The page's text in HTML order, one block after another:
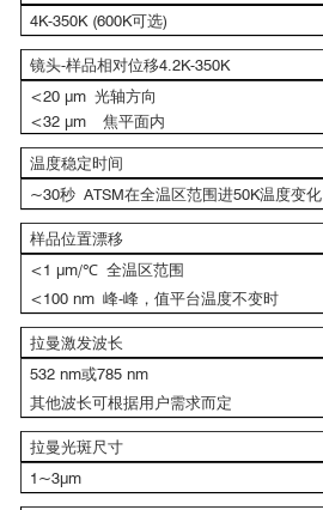
4K-350K (600K可选)
镜头-样品相对位移4.2K-350K
<20 μm 光轴方向
<32 μm 焦平面内
温度稳定时间
~30秒 ATSM在全温区范围进50K温度变化
样品位置漂移
<1 μm/℃ 全温区范围
<100 nm 峰-峰，值平台温度不变时
拉曼激发波长
532 nm或785 nm
其他波长可根据用户需求而定
拉曼光斑尺寸
1~3μm